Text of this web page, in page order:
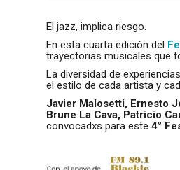
El jazz, implica riesgo.
En esta cuarta edición del
trayectorias musicales que
La diversidad de
el estilo de cada artista y
Javier Malosetti, Ernesto
Brune La Cava, Patricio
convocadxs para este4°